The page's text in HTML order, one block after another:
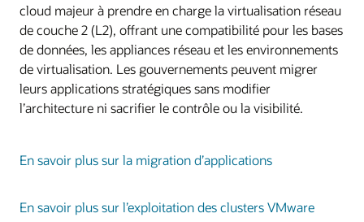
cloud majeur à prendre en charge la virtualisation réseau
de couche 2 (L2), offrant une compatibilité pour les bases
de données, les appliances réseau et les environnements
de virtualisation. Les gouvernements peuvent migrer
leurs applications stratégiques sans modifier
l’architecture ni sacrifier le contrôle ou la visibilité.
En savoir plus sur la migration d’applications
En savoir plus sur l’exploitation des clusters VMware